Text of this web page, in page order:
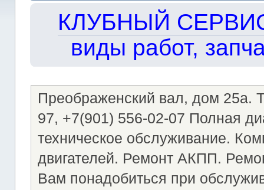
КЛУБНЫЙ
виды работ,
Преображенский вал, дом 25а.
97, +7(901) 556-02-07 Полная
техническое обслуживание.
двигателей. Ремонт АКПП.
Вам понадобиться при